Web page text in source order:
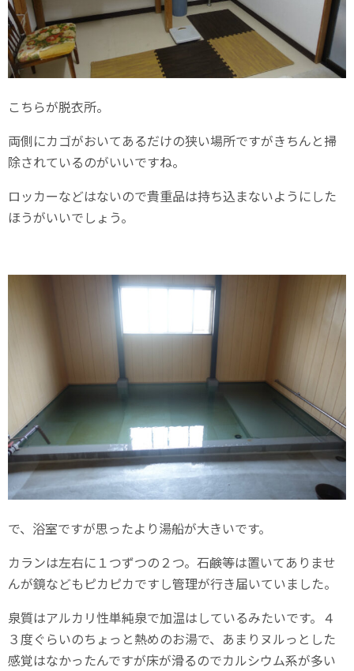
こちらが脱衣所。
両側にカゴがおいてあるだけの狭い場所ですがきちんと掃
除されているのがいいですね。
ロッカーなどはないので貴重品は持ち込まないようにした
ほうがいいでしょう。
で、浴室ですが思ったより湯船が大きいです。
カランは左右に１つずつの２つ。石鹸等は置いてありませ
んが鏡などもピカピカですし管理が行き届いていました。
泉質はアルカリ性単純泉で加温はしているみたいです。４
３度ぐらいのちょっと熱めのお湯で、あまりヌルっとした
感覚はなかったんですが床が滑るのでカルシウム系が多い